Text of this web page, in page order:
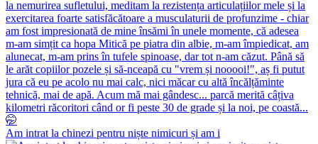
Am intrat la chinezi pentru niște nimicuri și am i